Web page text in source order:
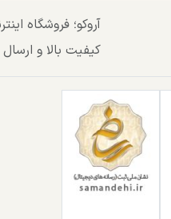
آروکو؛ فروشگاه
کیفیت بالا و